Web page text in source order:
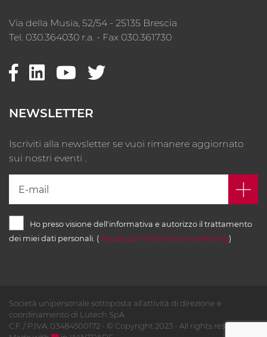
Via della Musia, 52/54 - 25135 Brescia
Tel. 030.364030 r.a. - Fax 030.361730
NEWSLETTER
Iscriviti alla newsletter se vuoi rimanere aggiornato
sui nostri eventi .
Ho preso visione dell'informativa e autorizzo il trattamento
dei miei dati personali. (Visualizza l'informativa marketing)
Società unipersonale sottoposta all’attività di direzione e
coordinamento di Lutech SpA
C.F. / P.IVA: 03484500172 - © Copyright 2023 - All rights reserved -